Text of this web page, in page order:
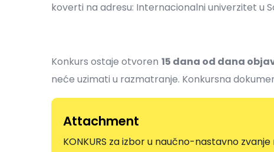
koverti na adresu: Internacionalni univerzitet u
Konkurs ostaje otvoren 15 dana od dana
neće uzimati u razmatranje. Konkursna
Attachment
KONKURS za izbor u naučno-nastavno